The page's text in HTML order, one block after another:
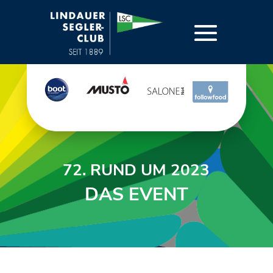
72. RUND UM 2023
DAS EVENT